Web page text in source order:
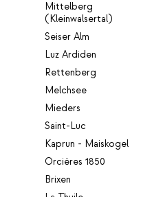
Mittelberg
(Kleinwalsertal)
Seiser Alm
Luz Ardiden
Rettenberg
Melchsee
Mieders
Saint-Luc
Kaprun - Maiskogel
Orcières 1850
Brixen